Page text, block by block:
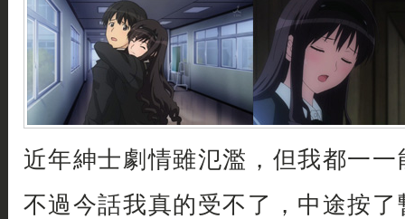
近年紳士劇情雖氾濫，但我都一
不過今話我真的受不了，中途按